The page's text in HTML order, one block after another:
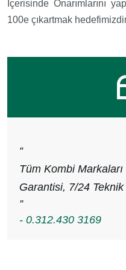
İçerisinde Onarımlarını
100e çıkartmak
“
Tüm Kombi
Garantisi, 7/24 Teknik
”
- 0.312.430 3169